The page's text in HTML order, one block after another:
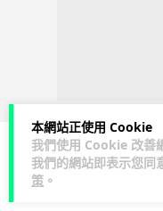
本網站正使用 Cookie
我們使用 Cookie 改善
我們的網站即表示您同
策 。
人工智能